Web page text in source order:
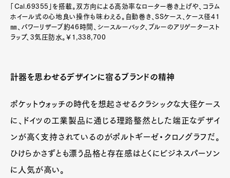
「Cal.69355」を搭載。双方向による高効率なローター巻き上げや、コラム
ホイール式の心地良い操作も味わえる。自動巻き、SSケース、ケース径41
㎜、パワーリザーブ約46時間、シースルーバック、ブルーのアリゲータースト
ラップ、3気圧防水。￥1,338,700
計器を思わせるデザインに宿るブランドの精神
ポケットウォッチの時代を想起させるクラシックな大径ケース
に、ドイツの工業製品に通じる理路整然とした端正なデザイ
ンが高く支持されているのがポルトギーゼ・クロノグラフだ。
ひけらかさずとも漂う品格と存在感はとくにビジネスパーソン
に人気が高い。